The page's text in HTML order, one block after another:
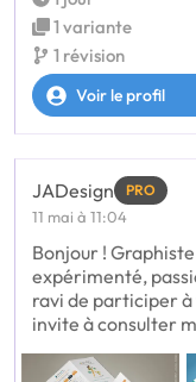
1 variante
1 révision
Voir le profil
JADesign PRO
11 mai à 11:04
Bonjour !
expérimenté,
ravi de participer
invite à consulter